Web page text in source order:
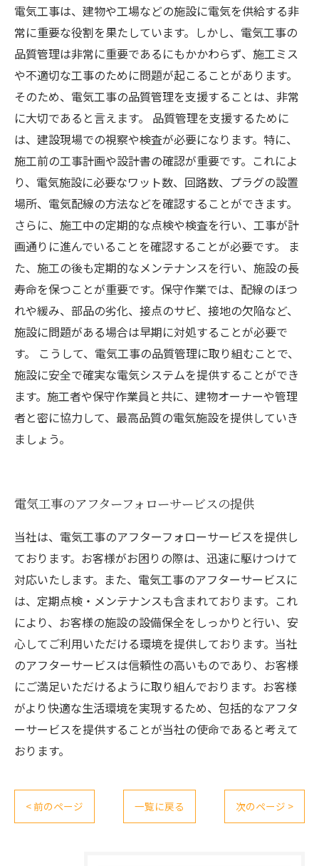
電気工事は、建物や工場などの施設に電気を供給する非
常に重要な役割を果たしています。しかし、電気工事の
品質管理は非常に重要であるにもかかわらず、施工ミス
や不適切な工事のために問題が起こることがあります。
そのため、電気工事の品質管理を支援することは、非常
に大切であると言えます。 品質管理を支援するために
は、建設現場での視察や検査が必要になります。特に、
施工前の工事計画や設計書の確認が重要です。これによ
り、電気施設に必要なワット数、回路数、プラグの設置
場所、電気配線の方法などを確認することができます。
さらに、施工中の定期的な点検や検査を行い、工事が計
画通りに進んでいることを確認することが必要です。 ま
た、施工の後も定期的なメンテナンスを行い、施設の長
寿命を保つことが重要です。保守作業では、配線のほつ
れや緩み、部品の劣化、接点のサビ、接地の欠陥など、
施設に問題がある場合は早期に対処することが必要で
す。 こうして、電気工事の品質管理に取り組むことで、
施設に安全で確実な電気システムを提供することができ
ます。施工者や保守作業員と共に、建物オーナーや管理
者と密に協力して、最高品質の電気施設を提供していき
ましょう。
電気工事のアフターフォローサービスの提供
当社は、電気工事のアフターフォローサービスを提供し
ております。お客様がお困りの際は、迅速に駆けつけて
対応いたします。また、電気工事のアフターサービスに
は、定期点検・メンテナンスも含まれております。これ
により、お客様の施設の設備保全をしっかりと行い、安
心してご利用いただける環境を提供しております。当社
のアフターサービスは信頼性の高いものであり、お客様
にご満足いただけるように取り組んでおります。お客様
がより快適な生活環境を実現するため、包括的なアフタ
ーサービスを提供することが当社の使命であると考えて
おります。
< 前のページ 一覧に戻る 次のページ >